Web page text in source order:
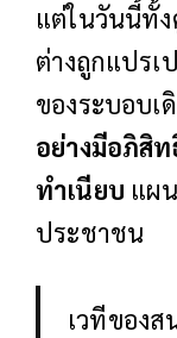
แต่ในวันนี้ทั้ง
ต่างถูกแปรเ
ของระบอบเ
อย่างมีอภิสิ
ทำเนียบ แผ
ประชาชน
เวทีของ